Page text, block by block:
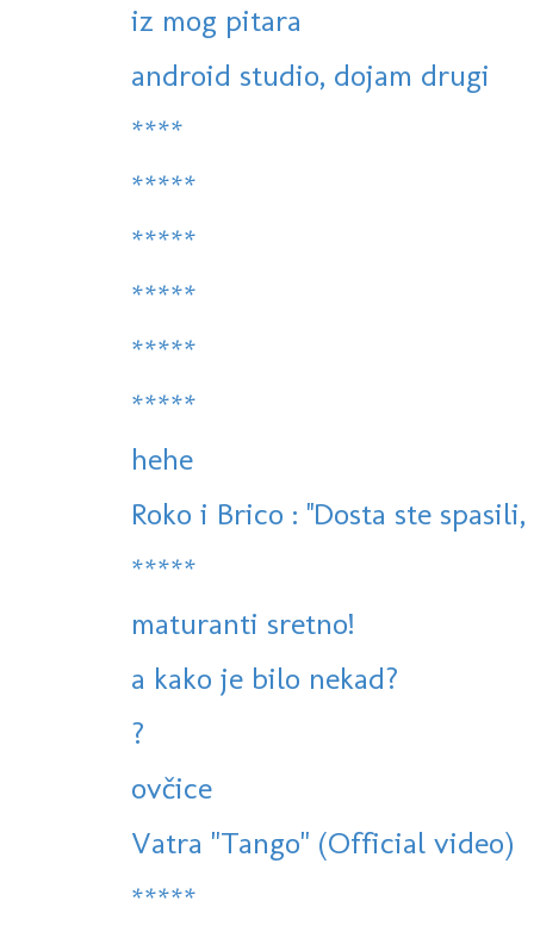
iz mog pitara
android studio, dojam drugi
****
*****
*****
*****
*****
*****
hehe
Roko i Brico : ''Dosta ste
*****
maturanti sretno!
a kako je bilo nekad?
?
ovčice
Vatra "Tango" (Official video)
*****